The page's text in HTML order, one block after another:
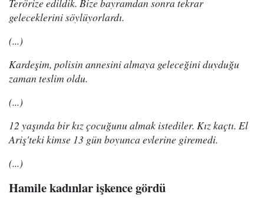
geleceklerini söylüyorlardı.
(...)
Kardeşim, polisin annesini almaya geleceğini duyduğu
zaman teslim oldu.
(...)
12 yaşında bir kız çocuğunu almak istediler. Kız kaçtı. El
Ariş'teki kimse 13 gün boyunca evlerine giremedi.
(...)
Hamile kadınlar işkence gördü